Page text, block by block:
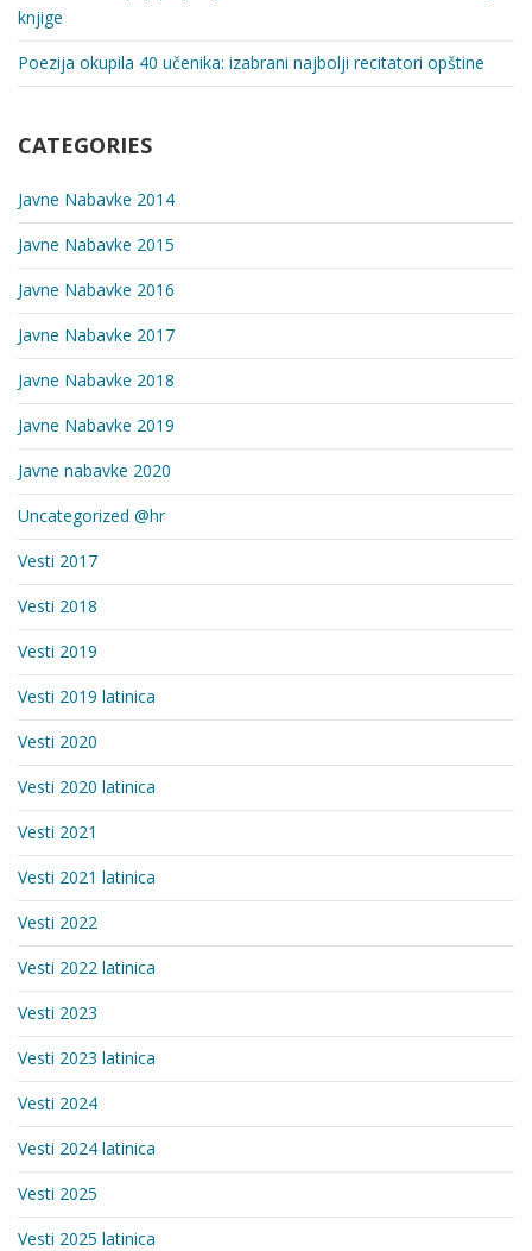
knjige
Poezija okupila 40 učenika: izabrani najbolјi recitatori opštine
CATEGORIES
Javne Nabavke 2014
Javne Nabavke 2015
Javne Nabavke 2016
Javne Nabavke 2017
Javne Nabavke 2018
Javne Nabavke 2019
Javne nabavke 2020
Uncategorized @hr
Vesti 2017
Vesti 2018
Vesti 2019
Vesti 2019 latinica
Vesti 2020
Vesti 2020 latinica
Vesti 2021
Vesti 2021 latinica
Vesti 2022
Vesti 2022 latinica
Vesti 2023
Vesti 2023 latinica
Vesti 2024
Vesti 2024 latinica
Vesti 2025
Vesti 2025 latinica